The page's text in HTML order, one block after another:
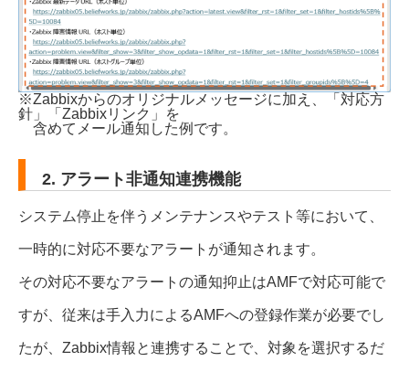
※Zabbixからのオリジナルメッセージに加え、「対応方
針」「Zabbixリンク」を
含めてメール通知した例です。
2. アラート非通知連携機能
システム停止を伴うメンテナンスやテスト等において、
一時的に対応不要なアラートが通知されます。
その対応不要なアラートの通知抑止はAMFで対応可能で
すが、従来は手入力によるAMFへの登録作業が必要でし
たが、Zabbix情報と連携することで、対象を選択するだ